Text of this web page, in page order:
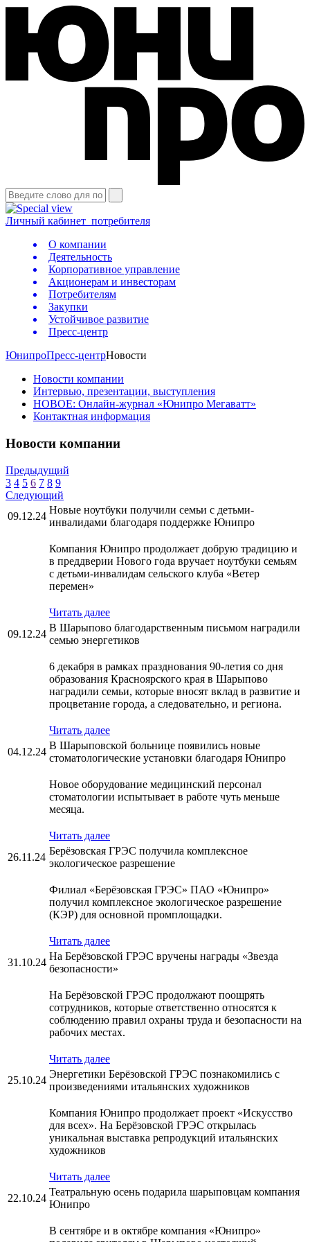
Личный кабинет потребителя
О компании
Деятельность
Корпоративное управление
Акционерам и инвесторам
Потребителям
Закупки
Устойчивое развитие
Пресс-центр
ЮнипроПресс-центрНовости
Новости компании
Интервью, презентации, выступления
НОВОЕ: Онлайн-журнал «Юнипро Мегаватт»
Контактная информация
Новости компании
Предыдущий
3 4 5 6 7 8 9
Следующий
09.12.24
Новые ноутбуки получили семьи с детьми-
инвалидами благодаря поддержке Юнипро
Компания Юнипро продолжает добрую традицию и
в преддверии Нового года вручает ноутбуки семьям
с детьми-инвалидам сельского клуба «Ветер
перемен»
Читать далее
09.12.24
В Шарыпово благодарственным письмом наградили
семью энергетиков
6 декабря в рамках празднования 90-летия со дня
образования Красноярского края в Шарыпово
наградили семьи, которые вносят вклад в развитие и
процветание города, а следовательно, и региона.
Читать далее
04.12.24
В Шарыповской больнице появились новые
стоматологические установки благодаря Юнипро
Новое оборудование медицинский персонал
стоматологии испытывает в работе чуть меньше
месяца.
Читать далее
26.11.24
Берёзовская ГРЭС получила комплексное
экологическое разрешение
Филиал «Берёзовская ГРЭС» ПАО «Юнипро»
получил комплексное экологическое разрешение
(КЭР) для основной промплощадки.
Читать далее
31.10.24
На Берёзовской ГРЭС вручены награды «Звезда
безопасности»
На Берёзовской ГРЭС продолжают поощрять
сотрудников, которые ответственно относятся к
соблюдению правил охраны труда и безопасности на
рабочих местах.
Читать далее
25.10.24
Энергетики Берёзовской ГРЭС познакомились с
произведениями итальянских художников
Компания Юнипро продолжает проект «Искусство
для всех». На Берёзовской ГРЭС открылась
уникальная выставка репродукций итальянских
художников
Читать далее
22.10.24
Театральную осень подарила шарыповцам компания
Юнипро
В сентябре и в октябре компания «Юнипро»